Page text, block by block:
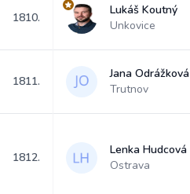
1810.
Lukáš Koutný
Unkovice
1811.
Jana Odrážková
Trutnov
1812.
Lenka Hudcová
Ostrava